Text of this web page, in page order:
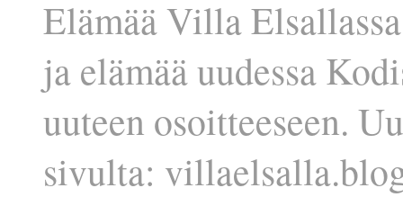
Elämää Villa
ja elämää uudessa
uuteen osoitteeseen.
sivulta: